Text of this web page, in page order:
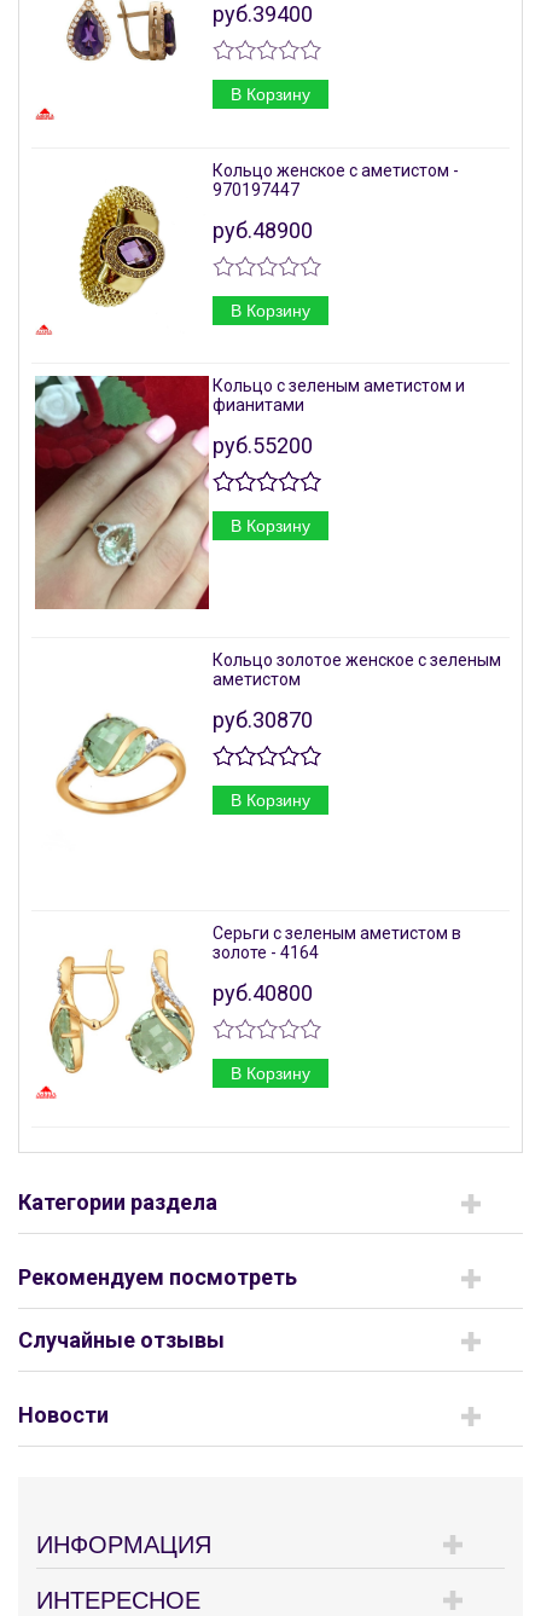
руб.39400
В Корзину
Кольцо женское с аметистом -
970197447
руб.48900
В Корзину
Кольцо с зеленым аметистом и
фианитами
руб.55200
В Корзину
Кольцо золотое женское с зеленым
аметистом
руб.30870
В Корзину
Серьги с зеленым аметистом в
золоте - 4164
руб.40800
В Корзину
Категории раздела
Рекомендуем посмотреть
Случайные отзывы
Новости
ИНФОРМАЦИЯ
ИНТЕРЕСНОЕ